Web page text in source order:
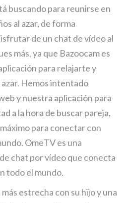
buscando para reunirse en
al azar, de forma
de un chat de vídeo al
más, ya que Bazoocam es
para relajarte y
Hemos intentado
y nuestra aplicación para
a la hora de buscar pareja,
para conectar con
OmeTV es una
chat por vídeo que conecta
todo el mundo.
estrecha con su hijo y una